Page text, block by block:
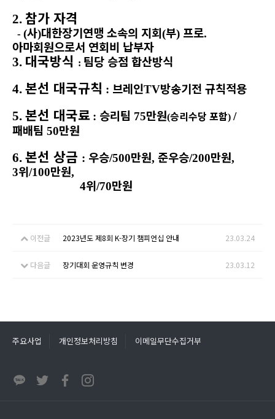
2. 참가 자격
- (사)대한장기연맹 소속의 지회(부) 프로.
아마회원으로서 연회비 납부자
3. 대국방식 : 팀당 승점 합산방식
4. 본선 대국규칙 : 브레인TV방송기전 규칙적용
5. 본선 대국료 : 승리팀 75만원(승리수당 포함) /
패배팀 50만원
6. 본선 상금 : 우승/500만원, 준우승/200만원,
3위/100만원,
4위/70만원
이전글 2023년도 제8회 K-장기 챔피언십 안내 23.03.24
다음글 장기대회 운영규칙 변경 23.03.12
주요사업 개인정보처리방침 이메일무단수집거부